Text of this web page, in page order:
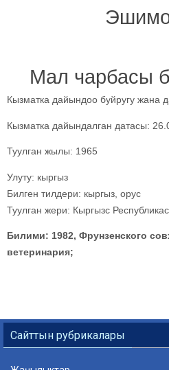
Мал чарбасы
Кызматка дайындоо буйругу жана
Кызматка дайындалган датасы:
Туулган жылы: 1965
Улуту: кыргыз
Билген тилдери: кыргыз, орус
Туулган жери: Кыргызс
Билими: 1982, Фрунзенского
ветеринария;
Сайттын рубрикалары